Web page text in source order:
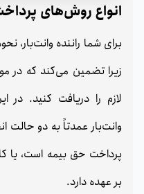
انواع روش‌های
برای شما راننده وانت‌بار،
زیرا تضمین می‌کند که در
لازم را دریافت کنید. در
وانت‌بار عمدتاً به دو حالت
پرداخت حق بیمه است، یا
بر عهده دارد.